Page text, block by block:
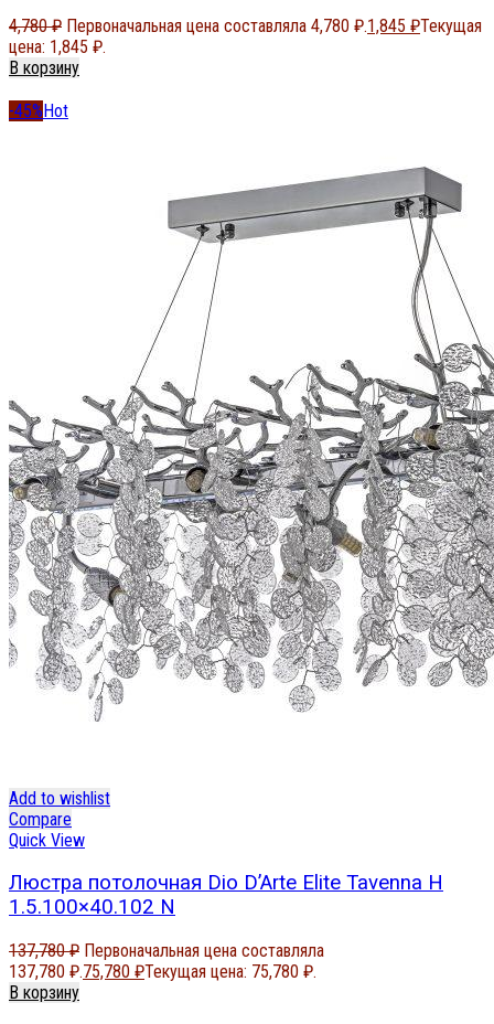
4,780₽ Первоначальная цена составляла 4,780 ₽.1,845 ₽Текущая
цена: 1,845 ₽.
В корзину
-45%Hot
Add to wishlist
Compare
Quick View
Люстра потолочная Dio D’Arte Elite Tavenna H
1.5.100×40.102 N
137,780₽ Первоначальная цена составляла
137,780 ₽.75,780 ₽Текущая цена: 75,780 ₽.
В корзину